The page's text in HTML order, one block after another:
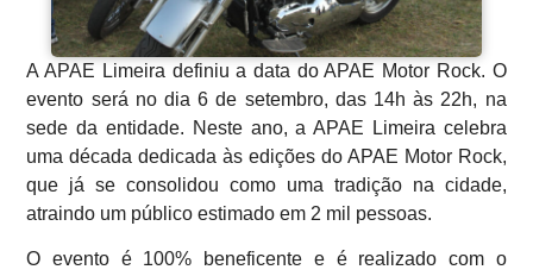
A APAE Limeira definiu a data do APAE Motor Rock. O
evento será no dia 6 de setembro, das 14h às 22h, na
sede da entidade. Neste ano, a APAE Limeira celebra
uma década dedicada às edições do APAE Motor Rock,
que já se consolidou como uma tradição na cidade,
atraindo um público estimado em 2 mil pessoas.
O evento é 100% beneficente e é realizado com o